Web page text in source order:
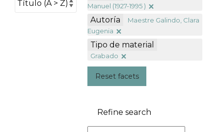
Manuel (1927-1995 )
Autoría
Maestre Galindo, Clara
Eugenia
Tipo de material
Grabado
Reset facets
Refine search